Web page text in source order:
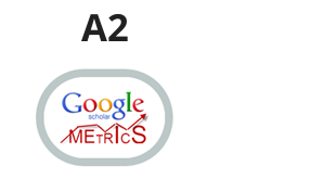
A2